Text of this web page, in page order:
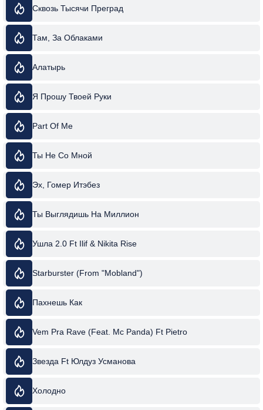
Сквозь Тысячи Преград
Там, За Облаками
Алатырь
Я Прошу Твоей Руки
Part Of Me
Ты Не Со Мной
Эх, Гомер Итэбез
Ты Выглядишь На Миллион
Ушла 2.0 Ft Ilif & Nikita Rise
Starburster (From "Mobland")
Пахнешь Как
Vem Pra Rave (Feat. Mc Panda) Ft Pietro
Звезда Ft Юлдуз Усманова
Холодно